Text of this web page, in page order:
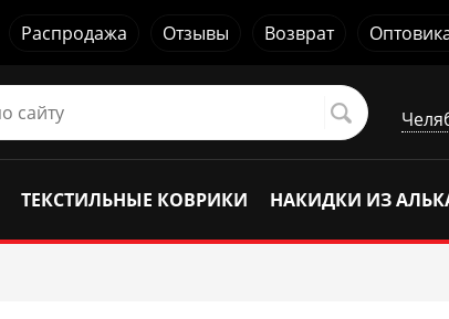
Распродажа Отзывы Возврат
ТЕКСТИЛЬНЫЕ КОВРИКИ НАКИДКИ ИЗ